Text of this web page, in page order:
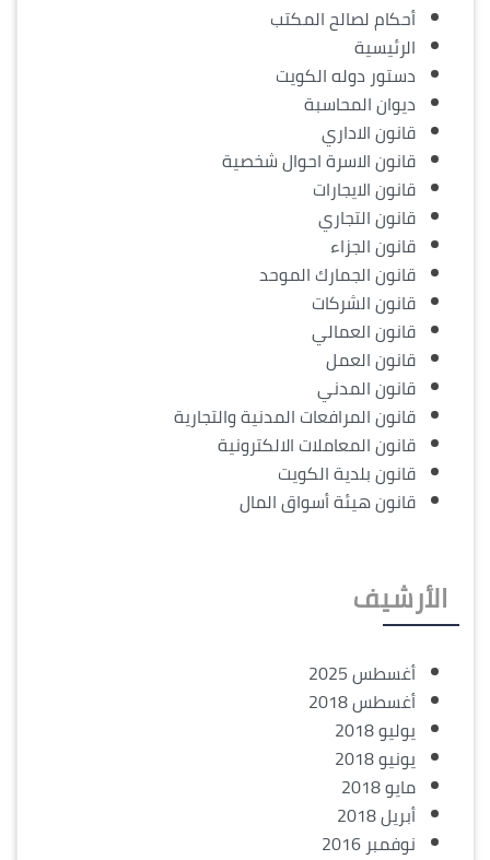
أحكام لصالح المكتب
الرئيسية
دستور دوله الكويت
ديوان المحاسبة
قانون الاداري
قانون الاسرة احوال شخصية
قانون الايجارات
قانون التجاري
قانون الجزاء
قانون الجمارك الموحد
قانون الشركات
قانون العمالي
قانون العمل
قانون المدني
قانون المرافعات المدنية والتجارية
قانون المعاملات الالكترونية
قانون بلدية الكويت
قانون هيئة أسواق المال
الأرشيف
أغسطس 2025
أغسطس 2018
يوليو 2018
يونيو 2018
مايو 2018
أبريل 2018
نوفمبر 2016